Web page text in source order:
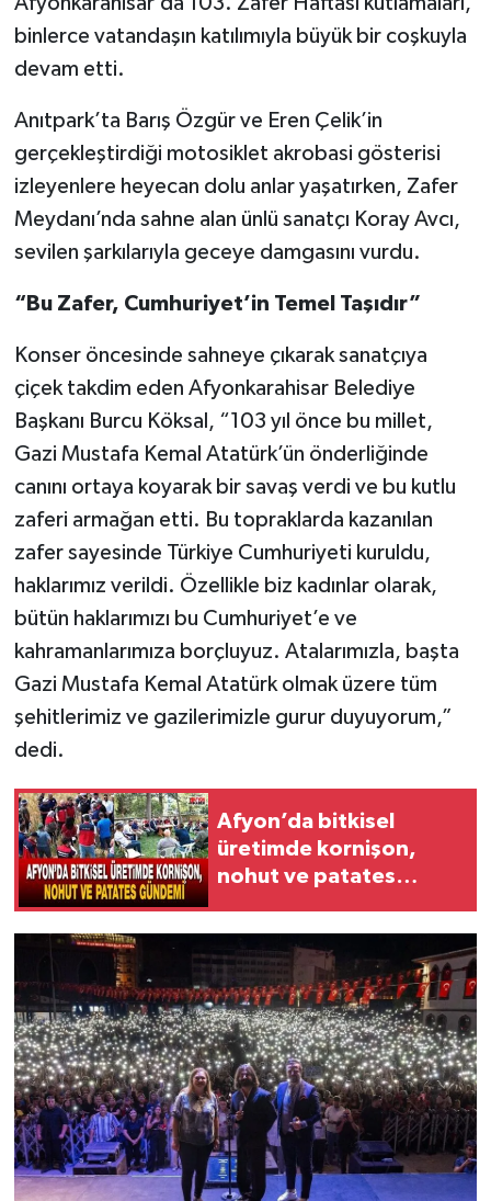
binlerce vatandaşın katılımıyla büyük bir coşkuyla
devam etti.
Anıtpark’ta Barış Özgür ve Eren Çelik’in
gerçekleştirdiği motosiklet akrobasi gösterisi
izleyenlere heyecan dolu anlar yaşatırken, Zafer
Meydanı’nda sahne alan ünlü sanatçı Koray Avcı,
sevilen şarkılarıyla geceye damgasını vurdu.
“Bu Zafer, Cumhuriyet’in Temel Taşıdır”
Konser öncesinde sahneye çıkarak sanatçıya
çiçek takdim eden Afyonkarahisar Belediye
Başkanı Burcu Köksal, “103 yıl önce bu millet,
Gazi Mustafa Kemal Atatürk’ün önderliğinde
canını ortaya koyarak bir savaş verdi ve bu kutlu
zaferi armağan etti. Bu topraklarda kazanılan
zafer sayesinde Türkiye Cumhuriyeti kuruldu,
haklarımız verildi. Özellikle biz kadınlar olarak,
bütün haklarımızı bu Cumhuriyet’e ve
kahramanlarımıza borçluyuz. Atalarımızla, başta
Gazi Mustafa Kemal Atatürk olmak üzere tüm
şehitlerimiz ve gazilerimizle gurur duyuyorum,”
dedi.
Afyon’da bitkisel
üretimde kornişon,
nohut ve patates